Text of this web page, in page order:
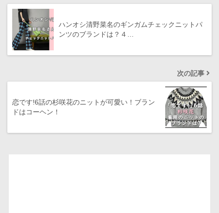
ハンオシ清野菜名のギンガムチェックニットパ
ンツのブランドは？４…
次の記事
恋です!6話の杉咲花のニットが可愛い！ブラン
ドはコーヘン！